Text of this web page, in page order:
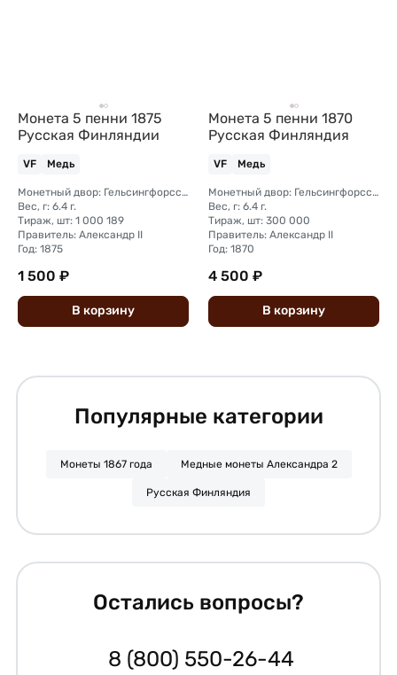
Монета 5 пенни 1875
Русская Финляндии
VF Медь
Монетный двор: Гельсингфорсский монетный двор (Финляндия)
Вес, г: 6.4 г.
Тираж, шт: 1 000 189
Правитель: Александр II
Год: 1875
1 500 ₽
В корзину
Монета 5 пенни 1870
Русская Финляндия
VF Медь
Монетный двор: Гельсингфорсский монетный двор (Финляндия)
Вес, г: 6.4 г.
Тираж, шт: 300 000
Правитель: Александр II
Год: 1870
4 500 ₽
В корзину
Популярные категории
Монеты 1867 года Медные монеты Александра 2
Русская Финляндия
Остались вопросы?
8 (800) 550-26-44